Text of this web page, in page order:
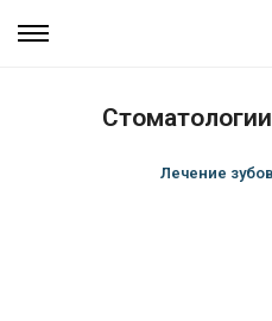
Лечение зубов